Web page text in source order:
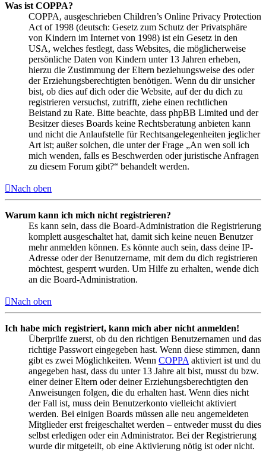
Was ist COPPA?
COPPA, ausgeschrieben Children’s Online Privacy Protection
Act of 1998 (deutsch: Gesetz zum Schutz der Privatsphäre
von Kindern im Internet von 1998) ist ein Gesetz in den
USA, welches festlegt, dass Websites, die möglicherweise
persönliche Daten von Kindern unter 13 Jahren erheben,
hierzu die Zustimmung der Eltern beziehungsweise des oder
der Erziehungsberechtigten benötigen. Wenn du dir unsicher
bist, ob dies auf dich oder die Website, auf der du dich zu
registrieren versuchst, zutrifft, ziehe einen rechtlichen
Beistand zu Rate. Bitte beachte, dass phpBB Limited und der
Besitzer dieses Boards keine Rechtsberatung anbieten kann
und nicht die Anlaufstelle für Rechtsangelegenheiten jeglicher
Art ist; außer solchen, die unter der Frage „An wen soll ich
mich wenden, falls es Beschwerden oder juristische Anfragen
zu diesem Forum gibt?“ behandelt werden.
Nach oben
Warum kann ich mich nicht registrieren?
Es kann sein, dass die Board-Administration die Registrierung
komplett ausgeschaltet hat, damit sich keine neuen Benutzer
mehr anmelden können. Es könnte auch sein, dass deine IP-
Adresse oder der Benutzername, mit dem du dich registrieren
möchtest, gesperrt wurden. Um Hilfe zu erhalten, wende dich
an die Board-Administration.
Nach oben
Ich habe mich registriert, kann mich aber nicht anmelden!
Überprüfe zuerst, ob du den richtigen Benutzernamen und das
richtige Passwort eingegeben hast. Wenn diese stimmen, dann
gibt es zwei Möglichkeiten. Wenn COPPA aktiviert ist und du
angegeben hast, dass du unter 13 Jahre alt bist, musst du bzw.
einer deiner Eltern oder deiner Erziehungsberechtigten den
Anweisungen folgen, die du erhalten hast. Wenn dies nicht
der Fall ist, muss dein Benutzerkonto vielleicht aktiviert
werden. Bei einigen Boards müssen alle neu angemeldeten
Mitglieder erst freigeschaltet werden – entweder musst du dies
selbst erledigen oder ein Administrator. Bei der Registrierung
wurde dir mitgeteilt, ob eine Aktivierung nötig ist oder nicht.